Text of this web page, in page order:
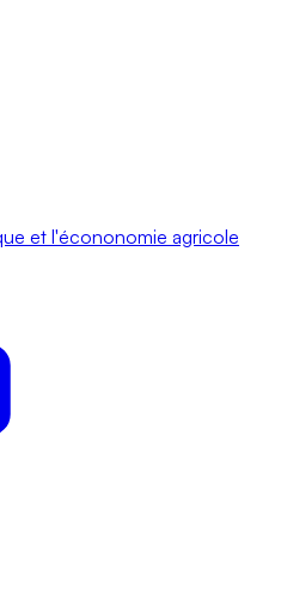
et l'écononomie agricole